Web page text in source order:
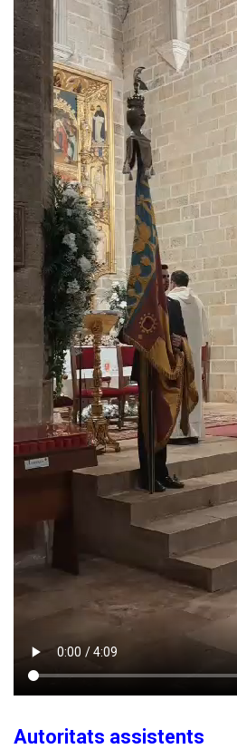
Autoritats assistents